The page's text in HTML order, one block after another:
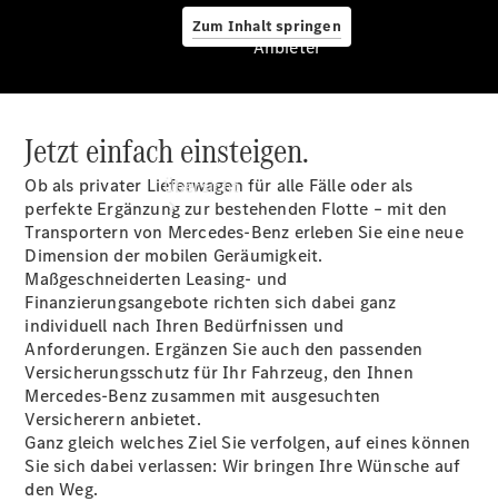
Zum Inhalt springen
Anbieter
Übersicht
Startseite
Modellübersicht
Konfigurator
Ansprechpartner
finden
Anbieter
Jetzt einfach einsteigen.
Ob als privater Lieferwagen für alle Fälle oder als
perfekte Ergänzung zur bestehenden Flotte – mit den
Transportern von Mercedes-Benz erleben Sie eine neue
Dimension der mobilen Geräumigkeit.
Maßgeschneiderten Leasing- und
Finanzierungsangebote richten sich dabei ganz
individuell nach Ihren Bedürfnissen und
Anforderungen. Ergänzen Sie auch den passenden
Versicherungsschutz für Ihr Fahrzeug, den Ihnen
Mercedes-Benz zusammen mit ausgesuchten
Versicherern anbietet.
Ganz gleich welches Ziel Sie verfolgen, auf eines können
Sie sich dabei verlassen: Wir bringen Ihre Wünsche auf
den Weg.